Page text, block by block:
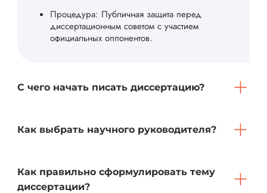
Процедура: Публичная защита перед
диссертационным советом с участием
официальных оппонентов.
С чего начать писать диссертацию?
Как выбрать научного руководителя?
Как правильно сформулировать тему
диссертации?